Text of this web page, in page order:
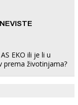
EKO ili je li u
prema životinjama?